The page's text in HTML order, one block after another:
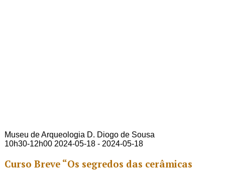
Museu de Arqueologia D. Diogo de Sousa
10h30-12h00 2024-05-18 - 2024-05-18
Curso Breve “Os segredos das cerâmicas